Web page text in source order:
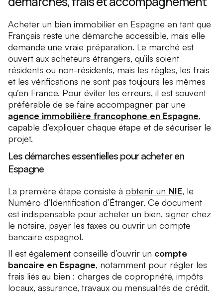
Acheter un bien immobilier en Espagne en tant que
Français reste une démarche accessible, mais elle
demande une vraie préparation. Le marché est
ouvert aux acheteurs étrangers, qu’ils soient
résidents ou non-résidents, mais les règles, les frais
et les vérifications ne sont pas toujours les mêmes
qu’en France. Pour éviter les erreurs, il est souvent
préférable de se faire accompagner par une
agence immobilière francophone en Espagne,
capable d’expliquer chaque étape et de sécuriser le
projet.
Les démarches essentielles pour acheter en
Espagne
La première étape consiste à obtenir un NIE, le
Numéro d’Identification d’Étranger. Ce document
est indispensable pour acheter un bien, signer chez
le notaire, payer les taxes ou ouvrir un compte
bancaire espagnol.
Il est également conseillé d’ouvrir un compte
bancaire en Espagne, notamment pour régler les
frais liés au bien : charges de copropriété, impôts
locaux, assurance, travaux ou mensualités de crédit.